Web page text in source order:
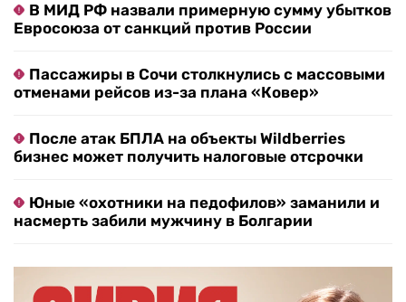
В МИД РФ назвали примерную сумму убытков
Евросоюза от санкций против России
Пассажиры в Сочи столкнулись с массовыми
отменами рейсов из-за плана «Ковер»
После атак БПЛА на объекты Wildberries
бизнес может получить налоговые отсрочки
Юные «охотники на педофилов» заманили и
насмерть забили мужчину в Болгарии